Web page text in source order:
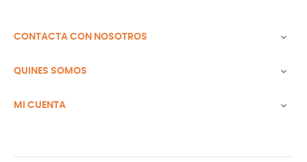
CONTACTA CON NOSOTROS 
QUINES SOMOS 
MI CUENTA 